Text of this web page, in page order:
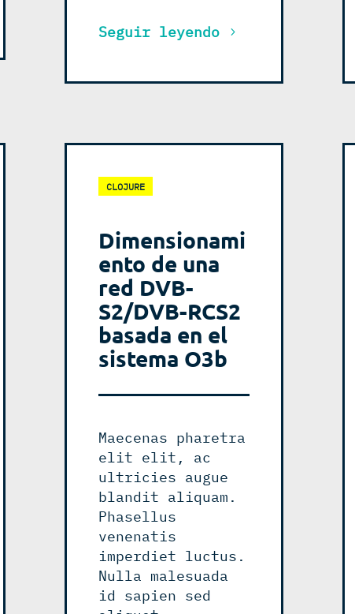
Seguir leyendo
CLOJURE
Dimensionami
ento de una
red DVB-
S2/DVB-RCS2
basada en el
sistema O3b
Maecenas pharetra
elit elit, ac
ultricies augue
blandit aliquam.
Phasellus
venenatis
imperdiet luctus.
Nulla malesuada
id sapien sed